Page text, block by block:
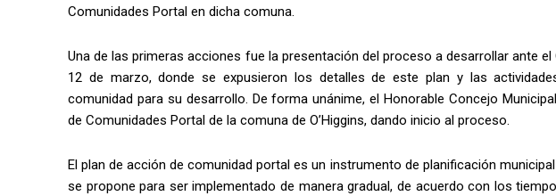
Comunidades Portal en dicha comuna.
Una de las primeras acciones fue la presentación del proceso a desarrollar ante el
12 de marzo, donde se expusieron los detalles de este plan y las
comunidad para su desarrollo. De forma unánime, el Honorable Concejo
de Comunidades Portal de la comuna de O’Higgins, dando inicio al proceso.
El plan de acción de comunidad portal es un instrumento de planificación
se propone para ser implementado de manera gradual, de acuerdo con los